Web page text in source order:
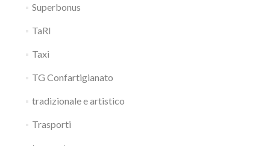
Superbonus
TaRI
Taxi
TG Confartigianato
tradizionale e artistico
Trasporti